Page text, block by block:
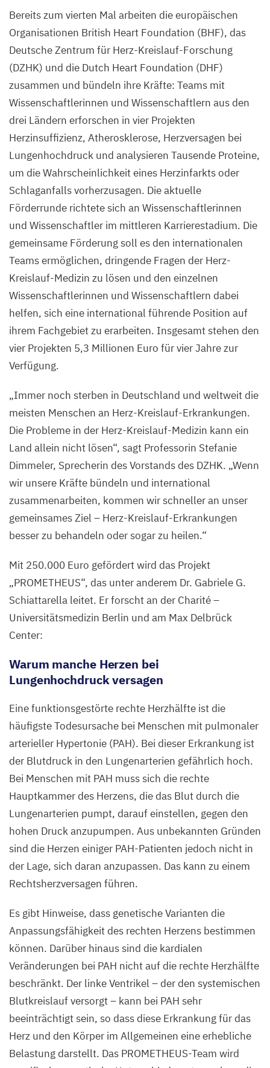
Felix
Petermann,
Center
Bereits zum vierten Mal arbeiten die europäischen
Organisationen British Heart Foundation (BHF), das
Deutsche Zentrum für Herz-Kreislauf-Forschung
(DZHK) und die Dutch Heart Foundation (DHF)
zusammen und bündeln ihre Kräfte: Teams mit
Wissenschaftlerinnen und Wissenschaftlern aus den
drei Ländern erforschen in vier Projekten
Herzinsuffizienz, Atherosklerose, Herzversagen bei
Lungenhochdruck und analysieren Tausende Proteine,
um die Wahrscheinlichkeit eines Herzinfarkts oder
Schlaganfalls vorherzusagen. Die aktuelle
Förderrunde richtete sich an Wissenschaftlerinnen
und Wissenschaftler im mittleren Karrierestadium. Die
gemeinsame Förderung soll es den internationalen
Teams ermöglichen, dringende Fragen der Herz-
Kreislauf-Medizin zu lösen und den einzelnen
Wissenschaftlerinnen und Wissenschaftlern dabei
helfen, sich eine international führende Position auf
ihrem Fachgebiet zu erarbeiten. Insgesamt stehen den
vier Projekten 5,3 Millionen Euro für vier Jahre zur
Verfügung.
„Immer noch sterben in Deutschland und weltweit die
meisten Menschen an Herz-Kreislauf-Erkrankungen.
Die Probleme in der Herz-Kreislauf-Medizin kann ein
Land allein nicht lösen“, sagt Professorin Stefanie
Dimmeler, Sprecherin des Vorstands des DZHK. „Wenn
wir unsere Kräfte bündeln und international
zusammenarbeiten, kommen wir schneller an unser
gemeinsames Ziel – Herz-Kreislauf-Erkrankungen
besser zu behandeln oder sogar zu heilen.“
Mit 250.000 Euro gefördert wird das Projekt
„PROMETHEUS“, das unter anderem Dr. Gabriele G.
Schiattarella leitet. Er forscht an der Charité –
Universitätsmedizin Berlin und am Max Delbrück
Center:
Warum manche Herzen bei
Lungenhochdruck versagen
Eine funktionsgestörte rechte Herzhälfte ist die
häufigste Todesursache bei Menschen mit pulmonaler
arterieller Hypertonie (PAH). Bei dieser Erkrankung ist
der Blutdruck in den Lungenarterien gefährlich hoch.
Bei Menschen mit PAH muss sich die rechte
Hauptkammer des Herzens, die das Blut durch die
Lungenarterien pumpt, darauf einstellen, gegen den
hohen Druck anzupumpen. Aus unbekannten Gründen
sind die Herzen einiger PAH-Patienten jedoch nicht in
der Lage, sich daran anzupassen. Das kann zu einem
Rechtsherzversagen führen.
Es gibt Hinweise, dass genetische Varianten die
Anpassungsfähigkeit des rechten Herzens bestimmen
können. Darüber hinaus sind die kardialen
Veränderungen bei PAH nicht auf die rechte Herzhälfte
beschränkt. Der linke Ventrikel – der den systemischen
Blutkreislauf versorgt – kann bei PAH sehr
beeinträchtigt sein, so dass diese Erkrankung für das
Herz und den Körper im Allgemeinen eine erhebliche
Belastung darstellt. Das PROMETHEUS-Team wird